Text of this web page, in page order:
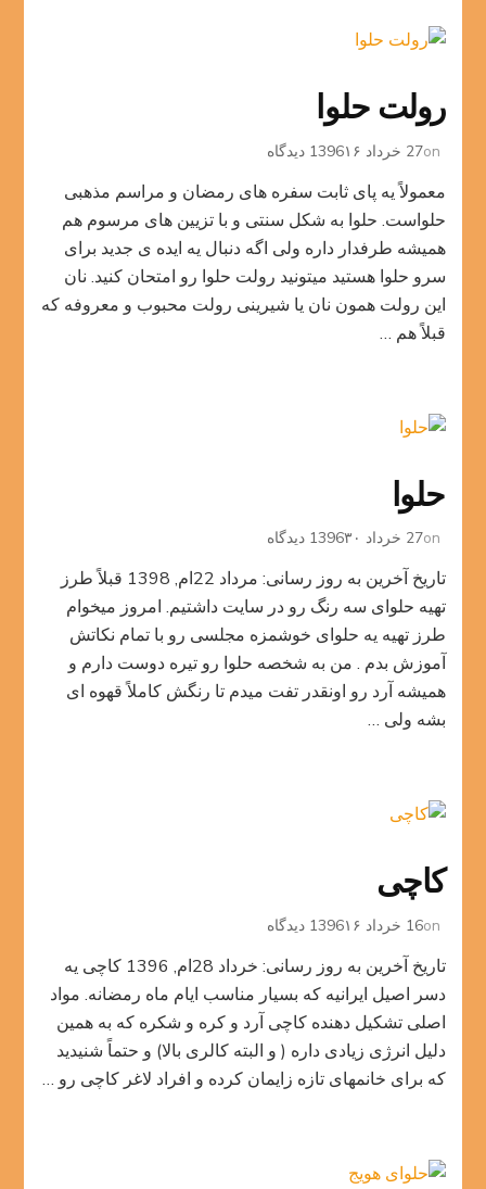
رولت حلوا
on27 خرداد 1396 ۱۶ دیدگاه
حلوا
معمولاً یه پای ثابت سفره های رمضان و مراسم مذهبی
حلواست. حلوا به شکل سنتی و با تزیین های مرسوم هم
همیشه طرفدار داره ولی اگه دنبال یه ایده ی جدید برای
سرو حلوا هستید میتونید رولت حلوا رو امتحان کنید. نان
این رولت همون نان یا شیرینی رولت محبوب و معروفه که
قبلاً هم …
حلوا
on27 خرداد 1396 ۳۰ دیدگاه
تاریخ آخرین به روز رسانی: مرداد 22ام, 1398 قبلاً طرز
تهیه حلوای سه رنگ رو در سایت داشتیم. امروز میخوام
طرز تهیه یه حلوای خوشمزه مجلسی رو با تمام نکاتش
آموزش بدم . من به شخصه حلوا رو تیره دوست دارم و
همیشه آرد رو اونقدر تفت میدم تا رنگش کاملاً قهوه ای
بشه ولی …
کاچی
on16 خرداد 1396 ۱۶ دیدگاه
تاریخ آخرین به روز رسانی: خرداد 28ام, 1396 کاچی یه
دسر اصیل ایرانیه که بسیار مناسب ایام ماه رمضانه. مواد
اصلی تشکیل دهنده کاچی آرد و کره و شکره که به همین
دلیل انرژی زیادی داره ( و البته کالری بالا) و حتماً شنیدید
که برای خانمهای تازه زایمان کرده و افراد لاغر کاچی رو …